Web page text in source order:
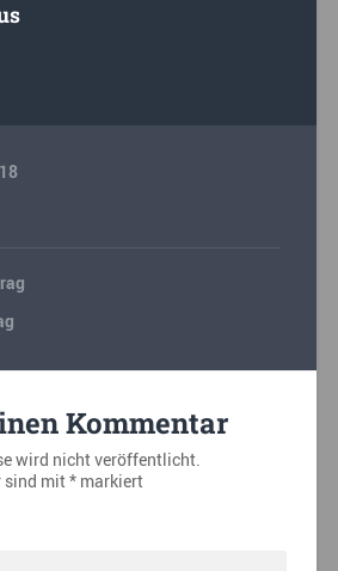
Kommentar
wird nicht veröffentlicht.
sind mit*markiert